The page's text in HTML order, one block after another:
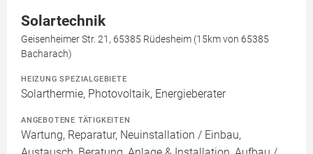
Solartechnik
Geisenheimer Str. 21, 65385 Rüdesheim (15km von 65385
Bacharach)
HEIZUNG SPEZIALGEBIETE
Solarthermie, Photovoltaik, Energieberater
ANGEBOTENE TÄTIGKEITEN
Wartung, Reparatur, Neuinstallation / Einbau,